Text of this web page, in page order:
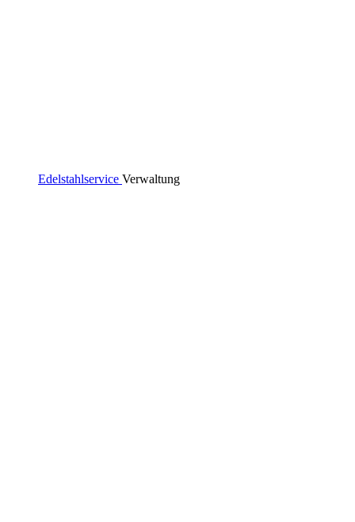
Edelstahlservice Verwaltung